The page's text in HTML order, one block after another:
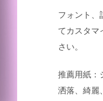
フォント、
てカスタマ
さい。
推薦用紙：
洒落、綺麗